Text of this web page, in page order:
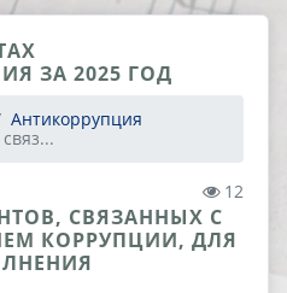
ЗА 2025 ГОД
Антикоррупция
12
СВЯЗАННЫХ С
КОРРУПЦИИ, ДЛЯ